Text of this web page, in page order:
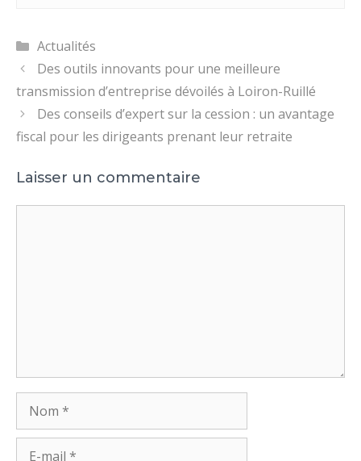
Catégories
Actualités
Des outils innovants pour une meilleure
transmission d’entreprise dévoilés à Loiron-Ruillé
Des conseils d’expert sur la cession : un avantage
fiscal pour les dirigeants prenant leur retraite
Laisser un commentaire
Nom